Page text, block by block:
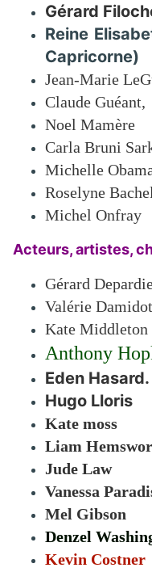
Gérard
Reine
Capricorne)
Jean-Marie
Claude Guéant,
Noel Mamère
Carla Bruni
Michelle
Roselyne
Michel Onfray
Acteurs, artistes,
Gérard
Valérie Damidot
Kate Middleton
Anthony
Eden Hasard.
Hugo Lloris
Kate moss
Liam
Jude Law
Vanessa
Mel Gibson
Denzel
Kevin Costner